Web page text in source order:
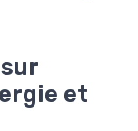
et